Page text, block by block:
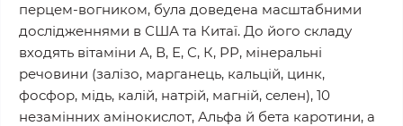
перцем-вогником, була доведена масштабними
дослідженнями в США та Китаї. До його складу
входять вітаміни А, В, Е, С, К, РР, мінеральні
речовини (залізо, марганець, кальцій, цинк,
фосфор, мідь, калій, натрій, магній, селен), 10
незамінних амінокислот, Альфа й бета каротини, а